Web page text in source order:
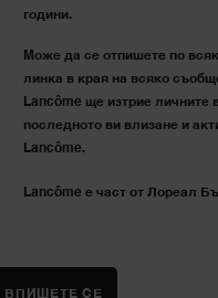
години.
Може да се отпишете по
линка в края на всяко
Lancôme ще изтрие личните
последното ви влизане и
Lancôme.
Lancôme е част от Лореал
ВПИШЕТЕ СЕ